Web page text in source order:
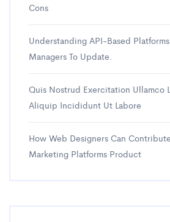
Cons
Understanding API-Based
Managers To Update.
Quis Nostrud Exercitation Ullamco
Aliquip Incididunt Ut Labore
How Web Designers Can
Marketing Platforms Product